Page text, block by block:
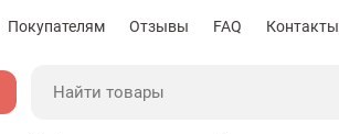
Покупателям Отзывы FAQ Контакты